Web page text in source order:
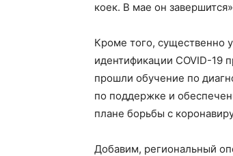
коек. В мае он
Кроме того, существенно
идентификации COVID-19
прошли обучение по
по поддержке и
плане борьбы с
Добавим, региональный